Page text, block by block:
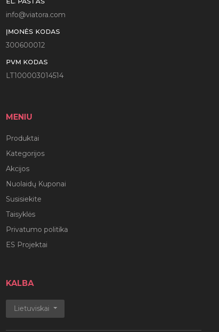
info@viatora.com
ĮMONĖS KODAS
300600012
PVM KODAS
LT100003014514
MENIU
Produktai
Kategorijos
Akcijos
Nuolaidų Kuponai
Susisiekite
Taisyklės
Privatumo politika
ES Projektai
KALBA
Lietuviskai